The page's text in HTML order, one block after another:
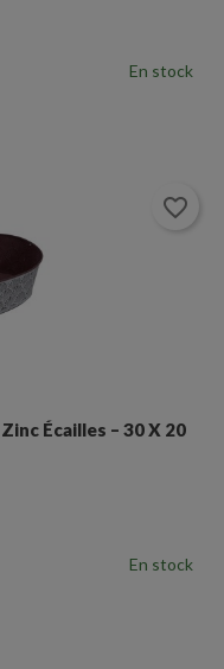
En stock
Écailles – 30 X 20
En stock
favorite_border